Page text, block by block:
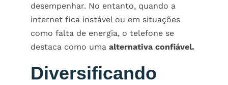
desempenhar. No entanto, quando a
internet fica instável ou em situações
como falta de energia, o telefone se
destaca como uma alternativa confiável.
Diversificando